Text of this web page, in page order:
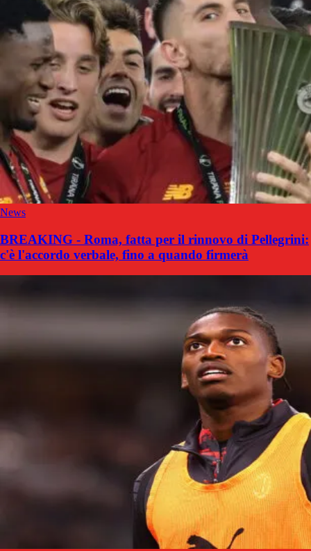
News
BREAKING - Roma, fatta per il rinnovo di Pellegrini:
c'è l'accordo verbale, fino a quando firmerà